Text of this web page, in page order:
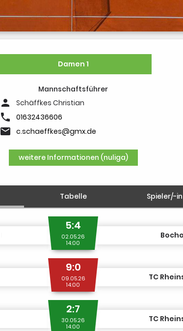
Damen 1
Mannschaftsführer
person Schäffkes Christian
phone 01632436606
email c.schaeffkes@gmx.de
weitere Informationen (nuliga)
Tabelle Spieler/-
5:4
02.05.26
14:00
9:0
09.05.26
14:00
TC
2:7
30.05.26
14:00
TC